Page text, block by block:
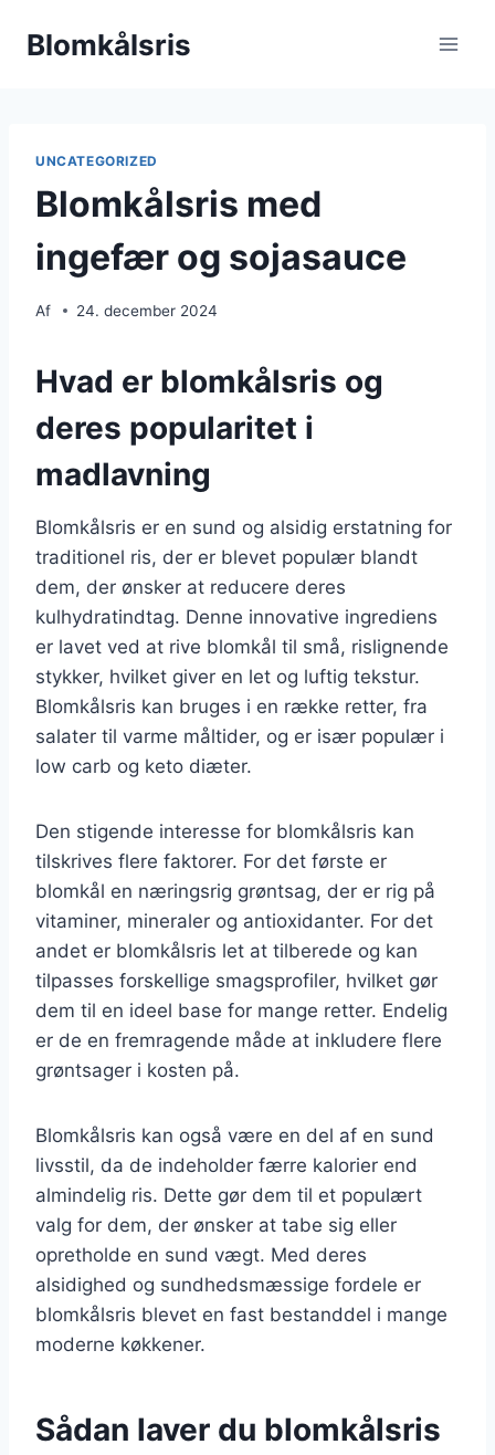
Blomkålsris
UNCATEGORIZED
Blomkålsris med
ingefær og sojasauce
Af 24. december 2024
Hvad er blomkålsris og
deres popularitet i
madlavning
Blomkålsris er en sund og alsidig erstatning for
traditionel ris, der er blevet populær blandt
dem, der ønsker at reducere deres
kulhydratindtag. Denne innovative ingrediens
er lavet ved at rive blomkål til små, rislignende
stykker, hvilket giver en let og luftig tekstur.
Blomkålsris kan bruges i en række retter, fra
salater til varme måltider, og er især populær i
low carb og keto diæter.
Den stigende interesse for blomkålsris kan
tilskrives flere faktorer. For det første er
blomkål en næringsrig grøntsag, der er rig på
vitaminer, mineraler og antioxidanter. For det
andet er blomkålsris let at tilberede og kan
tilpasses forskellige smagsprofiler, hvilket gør
dem til en ideel base for mange retter. Endelig
er de en fremragende måde at inkludere flere
grøntsager i kosten på.
Blomkålsris kan også være en del af en sund
livsstil, da de indeholder færre kalorier end
almindelig ris. Dette gør dem til et populært
valg for dem, der ønsker at tabe sig eller
opretholde en sund vægt. Med deres
alsidighed og sundhedsmæssige fordele er
blomkålsris blevet en fast bestanddel i mange
moderne køkkener.
Sådan laver du blomkålsris